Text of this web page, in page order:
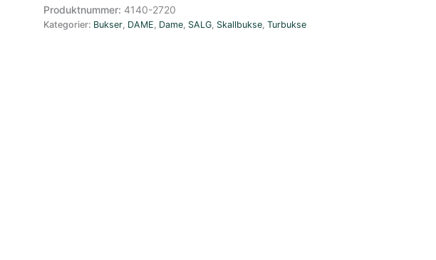
Produktnummer: 4140-2720
Kategorier: Bukser, DAME, Dame, SALG, Skallbukse, Turbukse